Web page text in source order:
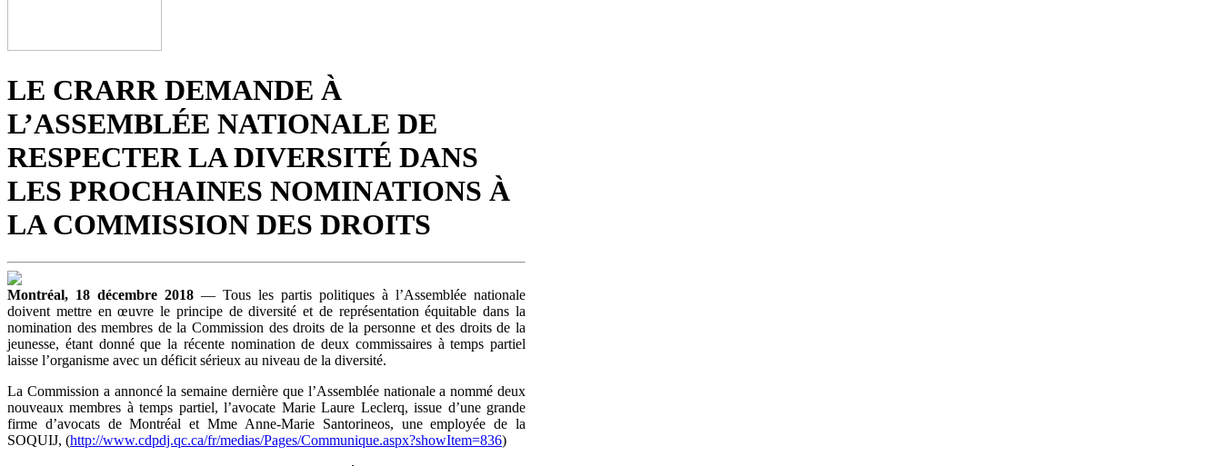
LE CRARR DEMANDE À
L’ASSEMBLÉE NATIONALE DE
RESPECTER LA DIVERSITÉ DANS
LES PROCHAINES NOMINATIONS À
LA COMMISSION DES DROITS
Montréal, 18 décembre 2018 — Tous les partis politiques à l’Assemblée nationale
doivent mettre en œuvre le principe de diversité et de représentation équitable dans la
nomination des membres de la Commission des droits de la personne et des droits de la
jeunesse, étant donné que la récente nomination de deux commissaires à temps partiel
laisse l’organisme avec un déficit sérieux au niveau de la diversité.
La Commission a annoncé la semaine dernière que l’Assemblée nationale a nommé deux
nouveaux membres à temps partiel, l’avocate Marie Laure Leclerq, issue d’une grande
firme d’avocats de Montréal et Mme Anne-Marie Santorineos, une employée de la
SOQUIJ, (http://www.cdpdj.qc.ca/fr/medias/Pages/Communique.aspx?showItem=836)